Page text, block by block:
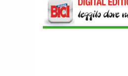
NASCE «ANTONIO COLOMBO
INNOVATION & DESIGN AWARD»: A
IBF DEBUTTA IL PREMIO ITALIANO